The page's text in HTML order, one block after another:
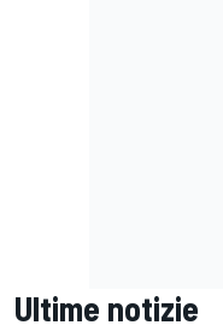
Ultime notizie